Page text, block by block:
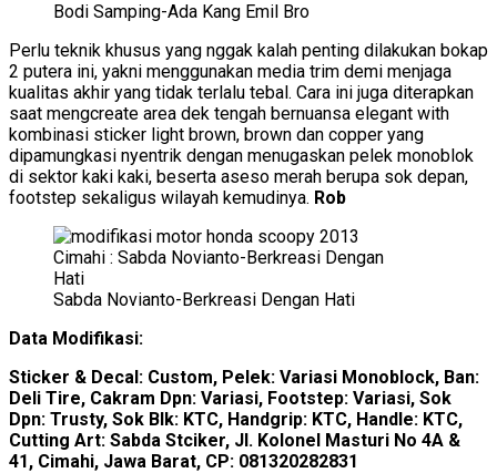
Bodi Samping-Ada Kang Emil Bro
Perlu teknik khusus yang nggak kalah penting dilakukan bokap
2 putera ini, yakni menggunakan media trim demi menjaga
kualitas akhir yang tidak terlalu tebal. Cara ini juga diterapkan
saat mengcreate area dek tengah bernuansa elegant with
kombinasi sticker light brown, brown dan copper yang
dipamungkasi nyentrik dengan menugaskan pelek monoblok
di sektor kaki kaki, beserta aseso merah berupa sok depan,
footstep sekaligus wilayah kemudinya. Rob
Sabda Novianto-Berkreasi Dengan Hati
Data Modifikasi:
Sticker & Decal: Custom, Pelek: Variasi Monoblock, Ban:
Deli Tire, Cakram Dpn: Variasi, Footstep: Variasi, Sok
Dpn: Trusty, Sok Blk: KTC, Handgrip: KTC, Handle: KTC,
Cutting Art: Sabda Stciker, Jl. Kolonel Masturi No 4A &
41, Cimahi, Jawa Barat, CP: 081320282831